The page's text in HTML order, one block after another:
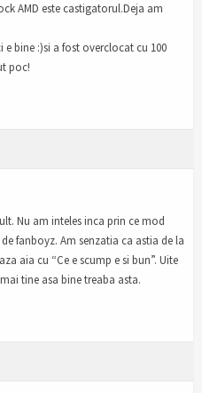
AMD este castigatorul.Deja am
e bine :)si a fost overclocat cu 100
poc!
Nu am inteles inca prin ce mod
fanboyz. Am senzatia ca astia de la
aia cu “Ce e scump e si bun”. Uite
tine asa bine treaba asta.